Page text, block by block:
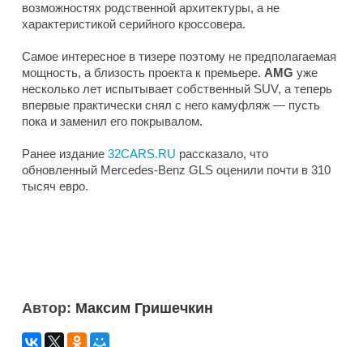
возможностях родственной архитектуры, а не
характеристикой серийного кроссовера.
Самое интересное в тизере поэтому не предполагаемая
мощность, а близость проекта к премьере. AMG уже
несколько лет испытывает собственный SUV, а теперь
впервые практически снял с него камуфляж — пусть
пока и заменил его покрывалом.
Ранее издание 32CARS.RU рассказало, что
обновленный Mercedes-Benz GLS оценили почти в 310
тысяч евро.
Автор: Максим Гришечкин